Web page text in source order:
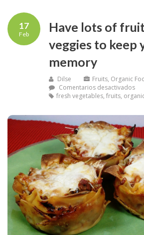
17
Feb
Have lots of
veggies to keep
memory
Dilse Fruits, Organic
Comentarios desactivados
fresh vegetables, fruits,